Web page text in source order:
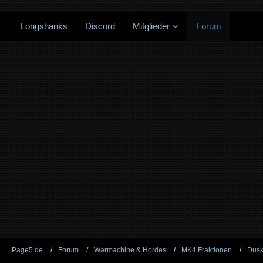
Longshanks Discord Mitglieder Forum
Page5.de Forum Warmachine & Hordes MK4 Fraktionen Dusk